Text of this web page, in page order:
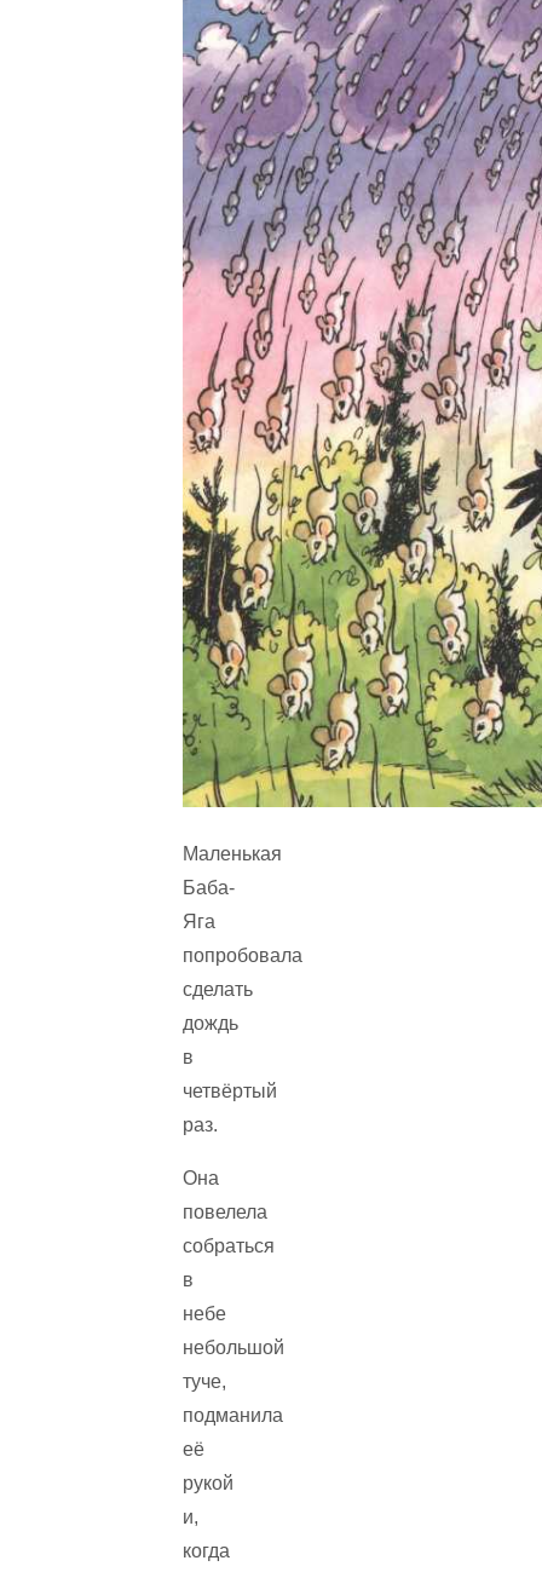
Маленькая
Баба-
Яга
попробовала
сделать
дождь
в
четвёртый
раз.
Она
повелела
собраться
в
небе
небольшой
туче,
подманила
её
рукой
и,
когда